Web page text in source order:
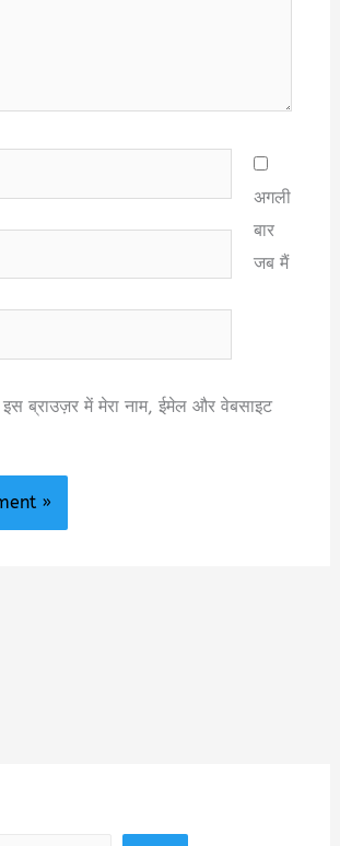
अगली
बार
जब मैं
ब्राउज़र में मेरा नाम, ईमेल और वेबसाइट